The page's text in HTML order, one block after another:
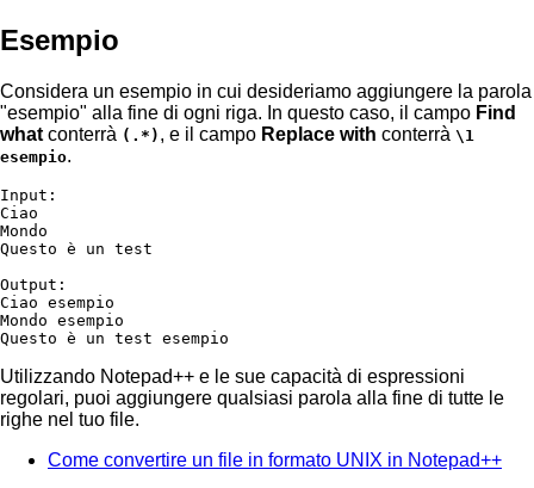
Esempio
Considera un esempio in cui desideriamo aggiungere la parola
"esempio" alla fine di ogni riga. In questo caso, il campo Find
what conterrà (.*) , e il campo Replace with conterrà \1
esempio.
Input:
Ciao
Mondo
Questo è un test
Output:
Ciao esempio
Mondo esempio
Questo è un test esempio
Utilizzando Notepad++ e le sue capacità di espressioni
regolari, puoi aggiungere qualsiasi parola alla fine di tutte le
righe nel tuo file.
Come convertire un file in formato UNIX in Notepad++